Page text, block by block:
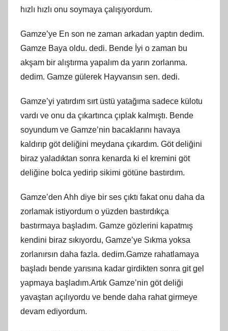
hızlı hızlı onu soymaya çalışıyordum.
Gamze’ye En son ne zaman arkadan yaptın dedim.
Gamze Baya oldu. dedi. Bende İyi o zaman bu
akşam bir alıştırma yapalım da yarın zorlanma.
dedim. Gamze gülerek Hayvansın sen. dedi.
Gamze’yi yatırdım sırt üstü yatağıma sadece külotu
vardı ve onu da çıkartınca çıplak kalmıştı. Bende
soyundum ve Gamze’nin bacaklarını havaya
kaldırıp göt deliğini meydana çıkardım. Göt deliğini
biraz yaladıktan sonra kenarda ki el kremini göt
deliğine bolca yedirip sikimi götüne bastırdım.
Gamze’den Ahh diye bir ses çıktı fakat onu daha da
zorlamak istiyordum o yüzden bastırdıkça
bastırmaya başladım. Gamze gözlerini kapatmış
kendini biraz sıkıyordu, Gamze’ye Sıkma yoksa
zorlanırsın daha fazla. dedim.Gamze rahatlamaya
başladı bende yarısına kadar girdikten sonra git gel
yapmaya başladım.Artık Gamze’nin göt deliği
yavaştan açılıyordu ve bende daha rahat girmeye
devam ediyordum.